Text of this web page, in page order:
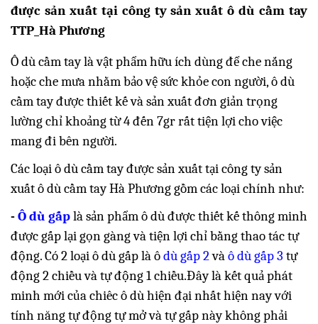
được sản xuất tại công ty sản xuất ô dù cầm tay
TTP_Hà Phương
Ô dù cầm tay là vật phẩm hữu ích dùng để che nắng
hoặc che mưa nhằm bảo vệ sức khỏe con người, ô dù
cầm tay được thiết kế và sản xuất đơn giản trọng
lường chỉ khoảng từ 4 đến 7gr rất tiện lợi cho việc
mang đi bên người.
Các loại ô dù cầm tay được sản xuất tại công ty sản
xuất ô dù cầm tay Hà Phương gồm các loại chính như:
-Ô dù gấplà sản phẩm ô dù được thiết kế thông minh
được gấp lại gọn gàng và tiện lợi chỉ bằng thao tác tự
động. Có 2 loại ô dù gấp là ôdù gấp 2vàô dù gấp 3 tự
động 2 chiều và tự động 1 chiều.Đây là kết quả phát
minh mới của chiêc ô dù hiện đại nhất hiện nay với
tính năng tự động tự mở và tự gấp này không phải